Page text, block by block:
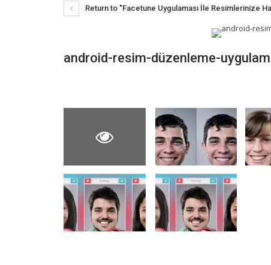
Return to "Facetune Uygulaması İle Resimlerinize
android-resim-düzenleme-